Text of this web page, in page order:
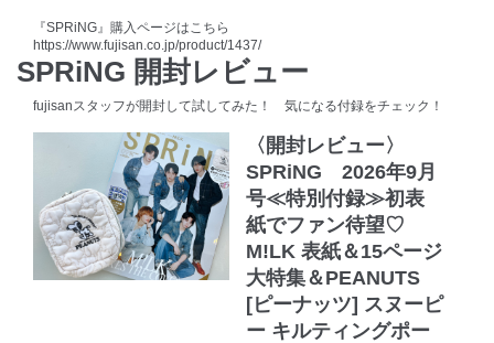
『SPRiNG』購入ページはこちら
https://www.fujisan.co.jp/product/1437/
SPRiNG 開封レビュー
fujisanスタッフが開封して試してみた！ 気になる付録をチェック！
〈開封レビュー〉
SPRiNG 2026年9月
号≪特別付録≫初表
紙でファン待望♡
M!LK 表紙＆15ページ
大特集＆PEANUTS
[ピーナッツ] スヌーピ
ー キルティングポー